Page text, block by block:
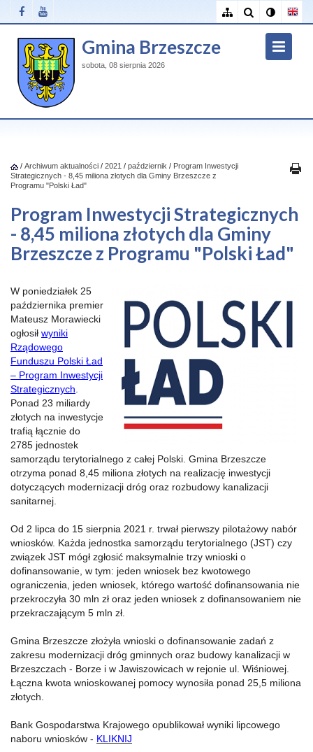
Gmina Brzeszcze
sobota, 08 sierpnia 2026
/ Archiwum aktualności / 2021 / październik / Program Inwestycji
Strategicznych - 8,45 miliona złotych dla Gminy Brzeszcze z
Programu "Polski Ład"
Program Inwestycji Strategicznych
- 8,45 miliona złotych dla Gminy
Brzeszcze z Programu "Polski Ład"
W poniedziałek 25
października premier
Mateusz Morawiecki
ogłosił wyniki
Rządowego
Funduszu Polski Ład
– Program Inwestycji
Strategicznych
Ponad 23 miliardy
złotych na inwestycje
trafią łącznie do
2785 jednostek
samorządu terytorialnego z całej Polski. Gmina Brzeszcze
otrzyma ponad 8,45 miliona złotych na realizację inwestycji
dotyczących modernizacji dróg oraz rozbudowy kanalizacji
sanitarnej.
Od 2 lipca do 15 sierpnia 2021 r. trwał pierwszy pilotażowy nabór
wniosków. Każda jednostka samorządu terytorialnego (JST) czy
związek JST mógł zgłosić maksymalnie trzy wnioski o
dofinansowanie, w tym: jeden wniosek bez kwotowego
ograniczenia, jeden wniosek, którego wartość dofinansowania nie
przekroczyła 30 mln zł oraz jeden wniosek z dofinansowaniem nie
przekraczającym 5 mln zł.
Gmina Brzeszcze złożyła wnioski o dofinansowanie zadań z
zakresu modernizacji dróg gminnych oraz budowy kanalizacji w
Brzeszczach - Borze i w Jawiszowicach w rejonie ul. Wiśniowej.
Łączna kwota wnioskowanej pomocy wynosiła ponad 25,5 miliona
złotych.
Bank Gospodarstwa Krajowego opublikował wyniki lipcowego
naboru wniosków - KLIKNIJ